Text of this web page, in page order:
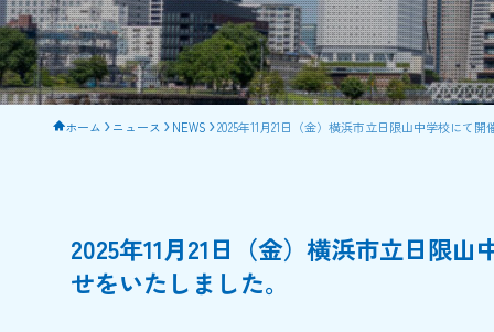
ホーム ニュース NEWS 2025年11月21日（金）横浜市立日限山中学校にて
2025年11月21日（金）横浜市立日限
せをいたしました。